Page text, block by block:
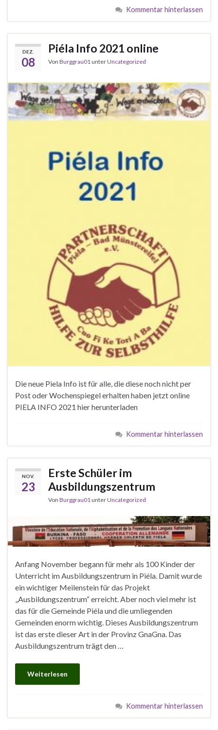
Kommentar hinterlassen
DEZ.
08
Piéla Info 2021 online
Von Burggrau01unterUncategorized
Die neue Piela Info ist für alle, die diese noch nicht per
Post oder Wochenspiegel erhalten haben jetzt online
PIELA INFO 2021 hier herunterladen
Kommentar hinterlassen
NOV.
23
Erste Schüler im
Ausbildungszentrum
Von Burggrau01 unterUncategorized
Anfang November begann für mehr als 100 Kinder der
Unterricht im Ausbildungszentrum in Piéla. Damit wurde
ein wichtiger Meilenstein für das Projekt
„Ausbildungszentrum“ erreicht. Aber noch viel mehr ist
das für die Gemeinde Piéla und die umliegenden
Gemeinden enorm wichtig. Dieses Ausbildungszentrum
ist das erste dieser Art in der Provinz GnaGna. Das
Ausbildungszentrum trägt den …
Weiterlesen
Kommentar hinterlassen